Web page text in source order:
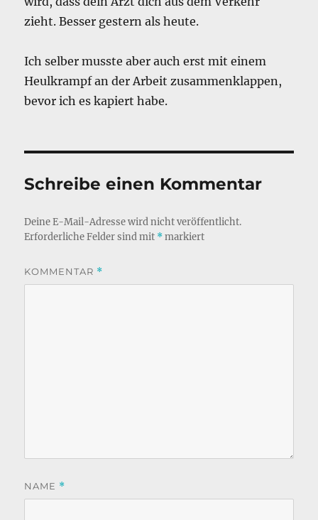
zieht. Besser gestern als heute.
Ich selber musste aber auch erst mit einem
Heulkrampf an der Arbeit zusammenklappen,
bevor ich es kapiert habe.
Schreibe einen Kommentar
Deine E-Mail-Adresse wird nicht veröffentlicht.
Erforderliche Felder sind mit *markiert
KOMMENTAR *
NAME *